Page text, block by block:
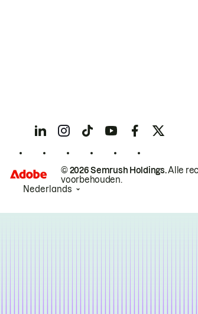
© 2026 Semrush Holdings.Alle
voorbehouden.
Nederlands